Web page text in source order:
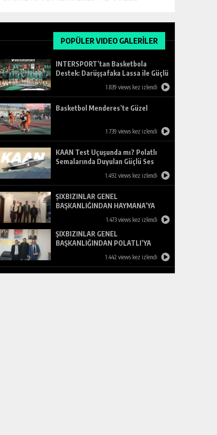
POPÜLER VIDEO GALERİLER
INTERSPORT’tan Basketbola
Destek: Darüşşafaka Lassa ile Güçlü
1.839 views kez izlendi
Basketbol Menderes’te Güzel
1.739 views kez izlendi
KAAN Test Uçuşunda mı? Polatlı
Semalarında Duyulan Güçlü Ses
1.492 views kez izlendi
ŞIXBIZINLAR GENEL
BAŞKANLIĞINDAN HAYMANA’YA
1.473 views kez izlendi
ŞIXBIZINLAR GENEL
BAŞKANLIĞINDAN POLATLI’YA
1.442 views kez izlendi